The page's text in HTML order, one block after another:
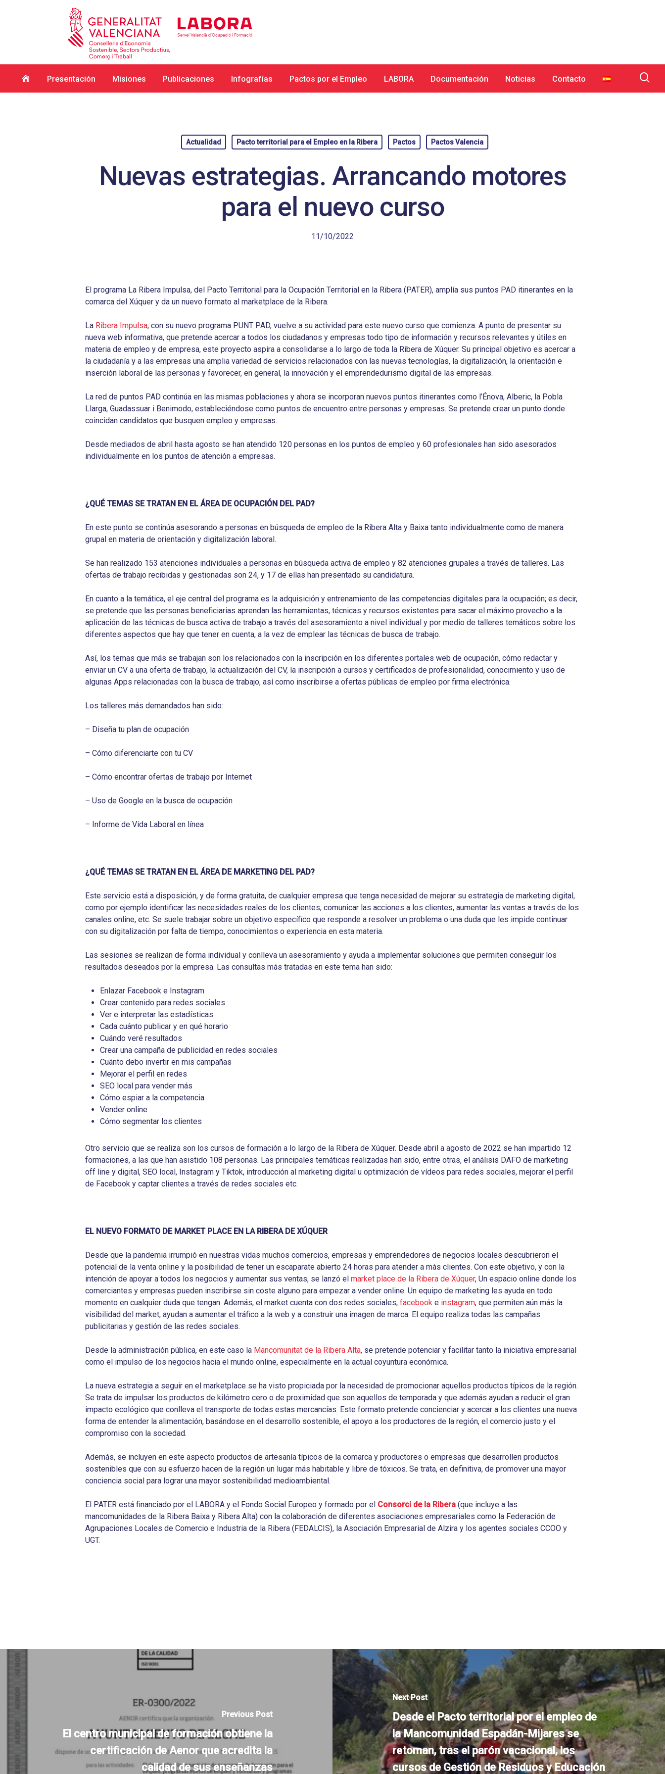
InicioPresentación Misiones Publicaciones Infografías Pactos por el Empleo LABORA Documentación Noticias Contacto
Actualidad Pacto territorial para el Empleo en la Ribera Pactos Pactos Valencia
Nuevas estrategias. Arrancando motores
para el nuevo curso
11/10/2022
El programa La Ribera Impulsa, del Pacto Territorial para la Ocupación Territorial en la Ribera (PATER), amplía sus puntos PAD itinerantes en la
comarca del Xúquer y da un nuevo formato al marketplace de la Ribera.
La Ribera Impulsa, con su nuevo programa PUNT PAD, vuelve a su actividad para este nuevo curso que comienza. A punto de presentar su
nueva web informativa, que pretende acercar a todos los ciudadanos y empresas todo tipo de información y recursos relevantes y útiles en
materia de empleo y de empresa, este proyecto aspira a consolidarse a lo largo de toda la Ribera de Xúquer. Su principal objetivo es acercar a
la ciudadanía y a las empresas una amplia variedad de servicios relacionados con las nuevas tecnologías, la digitalización, la orientación e
inserción laboral de las personas y favorecer, en general, la innovación y el emprendedurismo digital de las empresas.
La red de puntos PAD continúa en las mismas poblaciones y ahora se incorporan nuevos puntos itinerantes como l’Énova, Alberic, la Pobla
Llarga, Guadassuar i Benimodo, estableciéndose como puntos de encuentro entre personas y empresas. Se pretende crear un punto donde
coincidan candidatos que busquen empleo y empresas.
Desde mediados de abril hasta agosto se han atendido 120 personas en los puntos de empleo y 60 profesionales han sido asesorados
individualmente en los puntos de atención a empresas.
¿QUÉ TEMAS SE TRATAN EN EL ÁREA DE OCUPACIÓN DEL PAD?
En este punto se continúa asesorando a personas en búsqueda de empleo de la Ribera Alta y Baixa tanto individualmente como de manera
grupal en materia de orientación y digitalización laboral.
Se han realizado 153 atenciones individuales a personas en búsqueda activa de empleo y 82 atenciones grupales a través de talleres. Las
ofertas de trabajo recibidas y gestionadas son 24, y 17 de ellas han presentado su candidatura.
En cuanto a la temática, el eje central del programa es la adquisición y entrenamiento de las competencias digitales para la ocupación; es decir,
se pretende que las personas beneficiarias aprendan las herramientas, técnicas y recursos existentes para sacar el máximo provecho a la
aplicación de las técnicas de busca activa de trabajo a través del asesoramiento a nivel individual y por medio de talleres temáticos sobre los
diferentes aspectos que hay que tener en cuenta, a la vez de emplear las técnicas de busca de trabajo.
Así, los temas que más se trabajan son los relacionados con la inscripción en los diferentes portales web de ocupación, cómo redactar y
enviar un CV a una oferta de trabajo, la actualización del CV, la inscripción a cursos y certificados de profesionalidad, conocimiento y uso de
algunas Apps relacionadas con la busca de trabajo, así como inscribirse a ofertas públicas de empleo por firma electrónica.
Los talleres más demandados han sido:
– Diseña tu plan de ocupación
– Cómo diferenciarte con tu CV
– Cómo encontrar ofertas de trabajo por Internet
– Uso de Google en la busca de ocupación
– Informe de Vida Laboral en línea
¿QUÉ TEMAS SE TRATAN EN EL ÁREA DE MARKETING DEL PAD?
Este servicio está a disposición, y de forma gratuita, de cualquier empresa que tenga necesidad de mejorar su estrategia de marketing digital,
como por ejemplo identificar las necesidades reales de los clientes, comunicar las acciones a los clientes, aumentar las ventas a través de los
canales online, etc. Se suele trabajar sobre un objetivo específico que responde a resolver un problema o una duda que les impide continuar
con su digitalización por falta de tiempo, conocimientos o experiencia en esta materia.
Las sesiones se realizan de forma individual y conlleva un asesoramiento y ayuda a implementar soluciones que permiten conseguir los
resultados deseados por la empresa. Las consultas más tratadas en este tema han sido:
Enlazar Facebook e Instagram
Crear contenido para redes sociales
Ver e interpretar las estadísticas
Cada cuánto publicar y en qué horario
Cuándo veré resultados
Crear una campaña de publicidad en redes sociales
Cuánto debo invertir en mis campañas
Mejorar el perfil en redes
SEO local para vender más
Cómo espiar a la competencia
Vender online
Cómo segmentar los clientes
Otro servicio que se realiza son los cursos de formación a lo largo de la Ribera de Xúquer. Desde abril a agosto de 2022 se han impartido 12
formaciones, a las que han asistido 108 personas. Las principales temáticas realizadas han sido, entre otras, el análisis DAFO de marketing
off line y digital, SEO local, Instagram y Tiktok, introducción al marketing digital u optimización de vídeos para redes sociales, mejorar el perfil
de Facebook y captar clientes a través de redes sociales etc.
EL NUEVO FORMATO DE MARKET PLACE EN LA RIBERA DE XÚQUER
Desde que la pandemia irrumpió en nuestras vidas muchos comercios, empresas y emprendedores de negocios locales descubrieron el
potencial de la venta online y la posibilidad de tener un escaparate abierto 24 horas para atender a más clientes. Con este objetivo, y con la
intención de apoyar a todos los negocios y aumentar sus ventas, se lanzó elmarket place de la Ribera de Xúquer, Un espacio online donde los
comerciantes y empresas pueden inscribirse sin coste alguno para empezar a vender online. Un equipo de marketing les ayuda en todo
momento en cualquier duda que tengan. Además, el market cuenta con dos redes sociales,facebooke instagram, que permiten aún más la
visibilidad del market, ayudan a aumentar el tráfico a la web y a construir una imagen de marca. El equipo realiza todas las campañas
publicitarias y gestión de las redes sociales.
Desde la administración pública, en este caso la Mancomunitat de la Ribera Alta, se pretende potenciar y facilitar tanto la iniciativa empresarial
como el impulso de los negocios hacia el mundo online, especialmente en la actual coyuntura económica.
La nueva estrategia a seguir en el marketplace se ha visto propiciada por la necesidad de promocionar aquellos productos típicos de la región.
Se trata de impulsar los productos de kilómetro cero o de proximidad que son aquellos de temporada y que además ayudan a reducir el gran
impacto ecológico que conlleva el transporte de todas estas mercancías. Este formato pretende concienciar y acercar a los clientes una nueva
forma de entender la alimentación, basándose en el desarrollo sostenible, el apoyo a los productores de la región, el comercio justo y el
compromiso con la sociedad.
Además, se incluyen en este aspecto productos de artesanía típicos de la comarca y productores o empresas que desarrollen productos
sostenibles que con su esfuerzo hacen de la región un lugar más habitable y libre de tóxicos. Se trata, en definitiva, de promover una mayor
conciencia social para lograr una mayor sostenibilidad medioambiental.
El PATER está financiado por el LABORA y el Fondo Social Europeo y formado por el Consorci de la Ribera (que incluye a las
mancomunidades de la Ribera Baixa y Ribera Alta) con la colaboración de diferentes asociaciones empresariales como la Federación de
Agrupaciones Locales de Comercio e Industria de la Ribera (FEDALCIS), la Asociación Empresarial de Alzira y los agentes sociales CCOO y
UGT.
Previous Post
El centro municipal de formación obtiene la
certificación de Aenor que acredita la
calidad de sus enseñanzas
Next Post
Desde el Pacto territorial por el empleo de
la Mancomunidad Espadán-Mijares se
retoman, tras el parón vacacional, los
cursos de Gestión de Residuos y Educación